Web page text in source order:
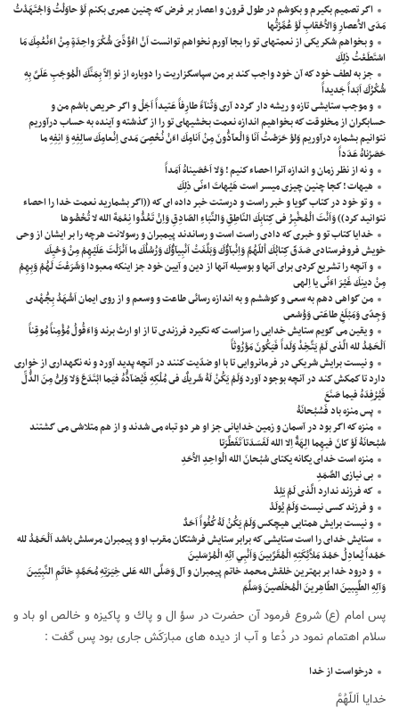
اگر تصميم بگيرم و بكوشم در طول قرون و اعصار بر فرض كه چنين عمرى بكنم لَوْ حاوَلْتُ وَاجْتَهَدْتُ
مَدَى الاَْعصارِ وَالاَْحْقابِ لَوْ عُمِّرْتُها
و بخواهم شكر يكى از نعمتهاى تو را بجا آورم نخواهم توانست اَنْ اءُؤَدِّىَ شُكْرَ واحِدَةٍ مِنْ اءَنْعُمِكَ مَا
اسْتَطَعْتُ ذلِكَ
جز به لطف خود كه آن خود واجب كند بر من سپاسگزاريت را دوباره از نو اِلاّ بِمَنِّكَ الْمُوجَبِ عَلَىَّ بِهِ
شُكْرُكَ اَبَداً جَديداً
و موجب ستايشى تازه و ريشه دار گردد آرى وَثَنآءً طارِفاً عَتيداً اَجَلْ و اگر حريص باشم من و
حسابگران از مخلوقت كه بخواهيم اندازه نعمت بخشيهاى تو را از گذشته و آينده به حساب درآوريم
نتوانيم بشماره درآوريم وَلوْ حَرَصْتُ اَنَا وَالْعآدُّونَ مِنْ اَنامِكَ اءَنْ نُحْصِىَ مَدى اِنْعامِكَ سالِفِهِ وَ انِفِهِ ما
حَصَرْناهُ عَدَداً
و نه از نظر زمان و اندازه آنرا احصاء كنيم ! وَلا اَحْصَيناهُ اَمَداً
هيهات ! كجا چنين چيزى ميسر است هَيْهاتَ اءنّى ذلِكَ
و تو خود در كتاب گويا و خبر راست و درستت خبر داده اى كه ((اگر بشماريد نعمت خدا را احصاء
نتوانيد كرد)) وَاَنْتَ الْمُخْبِرُ فى كِتابِكَ النّاطِقِ وَالنَّبَاءِ الصّادِقِ وَاِنْ تَعُدُّوا نِعْمَةَ الله لا تُحْصُوها
خدايا كتاب تو و خبرى كه دادى راست است و رساندند پيمبران و رسولانت هرچه را بر ايشان از وحى
خويش فروفرستادى صَدَقَ كِتابُكَ اْللّهُمَّ وَاِنْبآؤُكَ وَبَلَّغَتْ اَنْبِيآؤُكَ وَرُسُلُكَ ما اَنْزَلْتَ عَلَيْهِمْ مِنْ وَحْيِكَ
و آنچه را تشريع كردى براى آنها و بوسيله آنها از دين و آيين خود جز اينكه معبودا وَشَرَعْتَ لَهُمْ وَبِهِمْ
مِنْ دينِكَ غَيْرَ اءَنّى يا اِلهى
من گواهى دهم به سعى و كوششم و به اندازه رسائى طاعت و وسعم و از روى ايمان اَشْهَدُ بِجَُهْدى
وَجِدّى وَمَبْلَغِ طاعَتى وَوُسْعى
و يقين مى گويم ستايش خدايى را سزاست كه نگيرد فرزندى تا از او ارث برند وَاءَقُولُ مُؤْمِناً مُوقِناً
اَلْحَمْدُ لله الَّذى لَمْ يَتَّخِذْ وَلَداً فَيَكُونَ مَوْرُوثاً
و نيست برايش شريكى در فرمانروايى تا با او ضدّيت كنند در آنچه پديد آورد و نه نگهدارى از خوارى
دارد تا كمكش كند در آنچه بوجود آورد وَلَمْ يَكُنْ لَهُ شَريكٌ فى مُلْكِهِ فَيُضآدَُّهُ فيَما ابْتَدَعَ وَلا وَلِىُّ مِنَ الذُّلِّ
فَيُرْفِدَهُ فيما صَنَعَ
پس منزه باد فَسُبْحانَهُ
منزه كه اگر بود در آسمان و زمين خدايانى جز او هر دو تباه مى شدند و از هم متلاشى مى گشتند
سُبْحانَهُ لَوْ كانَ فيهِما الِهَةٌ اِلا الله لَفَسَدَتا َتَفَطَّرَتا
منزه است خداى يگانه يكتاى سُبْحانَ الله الْواحِدِ الاَْحَدِ
بى نيازى الصَّمَدِ
كه فرزند ندارد الَّذى لَمْ يَلِدْ
و فرزند كسى نيست وَلَمْ يُولَدْ
و نيست برايش همتايى هيچكس وَلَمْ يَكُنْ لَهُ كُفُواً اَحَدٌ
ستايش خداى را است ستايشى كه برابر ستايش فرشتگان مقرب او و پيمبران مرسلش باشد اَلْحَمْدُ لله
حَمْداً يُعادِلُ حَمْدَ مَلاَّئِكَتِهِ الْمُقَرَّبينَ وَاَنْبِي آئِهِ الْمُرْسَلينَ
و درود خدا بر بهترين خلقش محمد خاتم پيمبران و آل وَصَلَّى الله عَلى خِيَرَتِهِ مُحَمَّدٍ خاتَمِ النَّبِيّينَ
وَآلِهِ الطَّيِبينَ الطّاهِرينَ الْمُخلَصينَ وَسَلَّمَ
پس امام (ع) شروع فرمود آن حضرت در سؤ ال و پاك و پاكيزه و خالص او باد و
سلام اهتمام نمود در دُعا و آب از ديده هاى مبارَكَش جارى بود پس گفت :
درخواست از خدا
خدايا اَللّهُمَّ